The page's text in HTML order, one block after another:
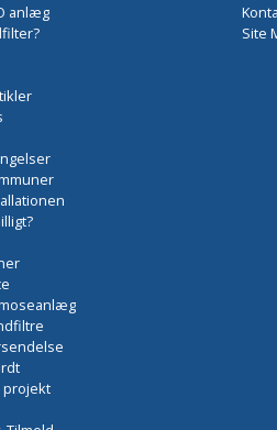
anlæg
Site